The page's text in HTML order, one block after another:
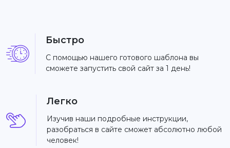
Быстро
С помощью нашего готового шаблона вы
сможете запустить свой сайт за 1 день!
Легко
Изучив наши подробные инструкции,
разобраться в сайте сможет абсолютно любой
человек!